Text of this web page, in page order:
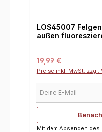
LOS45007
außen
Regulärer Preis:
19,99 €
Preise inkl. MwSt. zzgl.
Mit dem Absenden des